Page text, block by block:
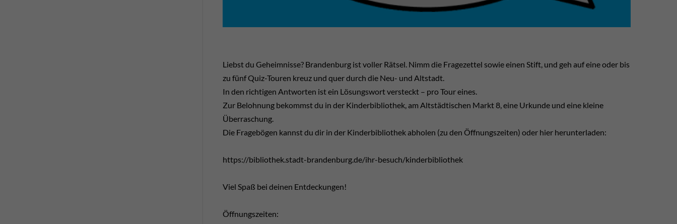
Liebst du Geheimnisse? Brandenburg ist voller Rätsel. Nimm die Fragezettel sowie einen Stift, und geh auf eine oder bis
zu fünf Quiz-Touren kreuz und quer durch die Neu- und Altstadt.
In den richtigen Antworten ist ein Lösungswort versteckt – pro Tour eines.
Zur Belohnung bekommst du in der Kinderbibliothek, am Altstädtischen Markt 8, eine Urkunde und eine kleine
Überraschung.
Die Fragebögen kannst du dir in der Kinderbibliothek abholen (zu den Öffnungszeiten) oder hier herunterladen:
https://bibliothek.stadt-brandenburg.de/ihr-besuch/kinderbibliothek
Viel Spaß bei deinen Entdeckungen!
Öffnungszeiten: